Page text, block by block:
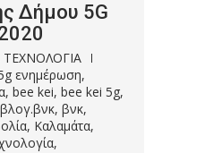
Δήμου 5G
ΤΕΧΝΟΛΟΓΙΑ
ενημέρωση,
, bee kei, bee kei 5g,
βλογ.βνκ, βνκ,
, Καλαμάτα,
,